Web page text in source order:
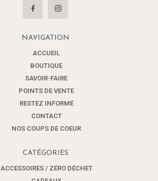
NAVIGATION
ACCUEIL
BOUTIQUE
SAVOIR-FAIRE
POINTS DE VENTE
RESTEZ INFORMÉ
CONTACT
NOS COUPS DE COEUR
CATÉGORIES
ACCESSOIRES / ZÉRO DÉCHET